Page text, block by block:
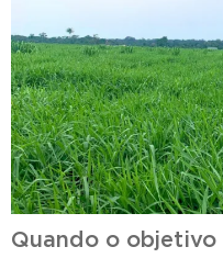
Quando o